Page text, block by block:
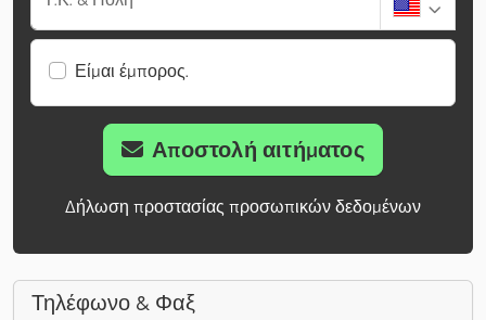
Είμαι έμπορος.
Αποστολή αιτήματος
Δήλωση προστασίας προσωπικών δεδομένων
Τηλέφωνο & Φαξ